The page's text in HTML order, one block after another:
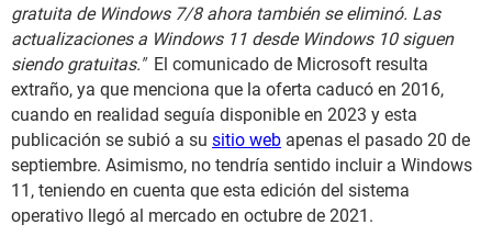
gratuita de Windows 7/8 ahora también se eliminó. Las
actualizaciones a Windows 11 desde Windows 10 siguen
siendo gratuitas." El comunicado de Microsoft resulta
extraño, ya que menciona que la oferta caducó en 2016,
cuando en realidad seguía disponible en 2023 y esta
publicación se subió a su sitio web apenas el pasado 20 de
septiembre. Asimismo, no tendría sentido incluir a Windows
11, teniendo en cuenta que esta edición del sistema
operativo llegó al mercado en octubre de 2021.